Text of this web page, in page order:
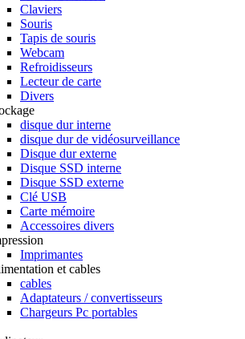
Claviers
Souris
Tapis de souris
Webcam
Refroidisseurs
Lecteur de carte
Divers
disque dur interne
disque dur de vidéosurveillance
Disque dur externe
Disque SSD interne
Disque SSD externe
Clé USB
Carte mémoire
Accessoires divers
Imprimantes
et cables
cables
Adaptateurs / convertisseurs
Chargeurs Pc portables